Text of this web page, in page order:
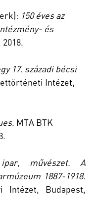
150 éves az
és
2018.
17. századi bécsi
Intézet,
. MTA BTK
művészet. A
1887-1918.
Intézet, Budapest,